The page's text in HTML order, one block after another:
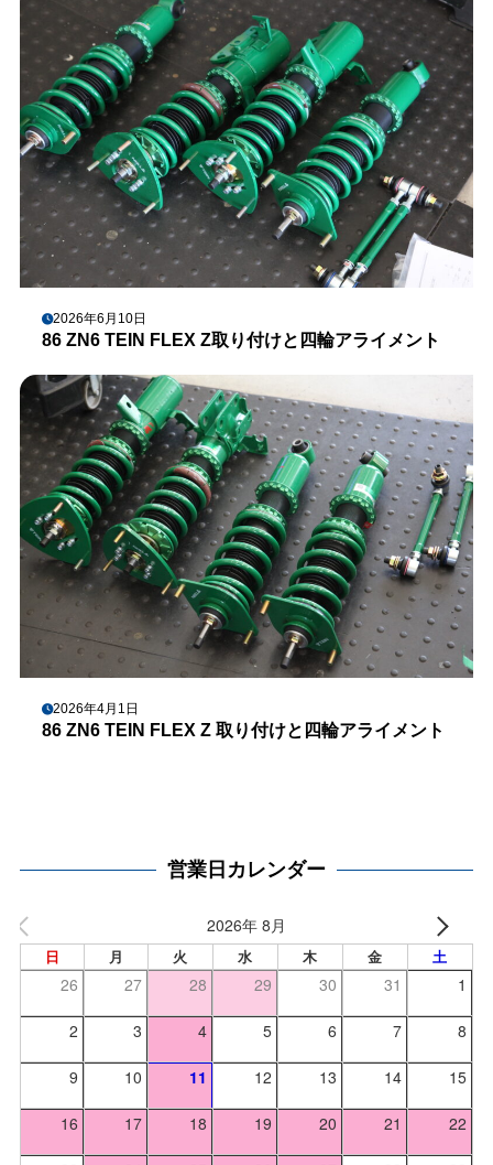
2026年6月10日
86 ZN6 TEIN FLEX Z取り付けと四輪アライメント
2026年4月1日
86 ZN6 TEIN FLEX Z 取り付けと四輪アライメント
営業日カレンダー
2026年 8月
日 月 火 水 木 金 土
26 27 28 29 30 31 1
2 3 4 5 6 7 8
9 10 11 12 13 14 15
16 17 18 19 20 21 22